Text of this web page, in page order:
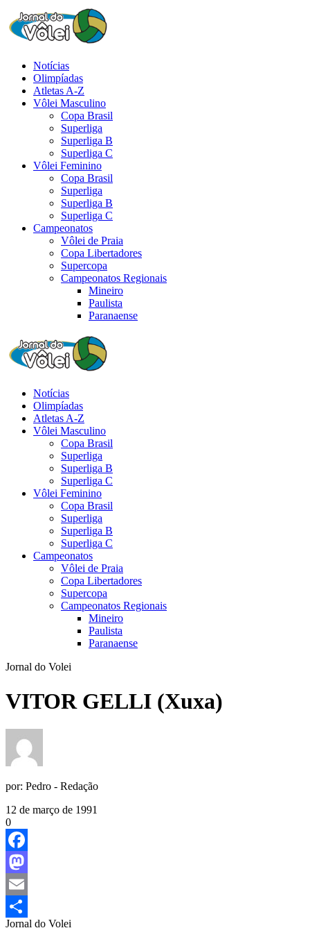
Notícias
Olimpíadas
Atletas A-Z
Vôlei Masculino
Copa Brasil
Superliga
Superliga B
Superliga C
Vôlei Feminino
Copa Brasil
Superliga
Superliga B
Superliga C
Campeonatos
Vôlei de Praia
Copa Libertadores
Supercopa
Campeonatos Regionais
Mineiro
Paulista
Paranaense
Notícias
Olimpíadas
Atletas A-Z
Vôlei Masculino
Copa Brasil
Superliga
Superliga B
Superliga C
Vôlei Feminino
Copa Brasil
Superliga
Superliga B
Superliga C
Campeonatos
Vôlei de Praia
Copa Libertadores
Supercopa
Campeonatos Regionais
Mineiro
Paulista
Paranaense
Jornal do Volei
VITOR GELLI (Xuxa)
por: Pedro - Redação
12 de março de 1991
0
Facebook
Mastodon
Email
Share
Jornal do Volei